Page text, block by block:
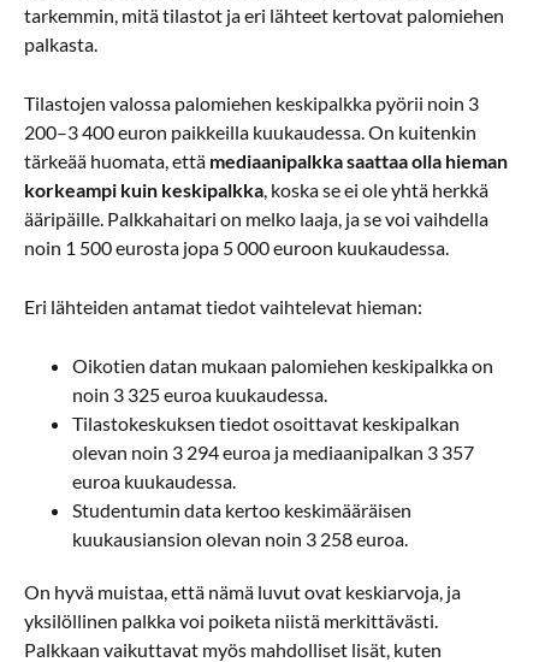
tarkemmin, mitä tilastot ja eri lähteet kertovat palomiehen
palkasta.
Tilastojen valossa palomiehen keskipalkka pyörii noin 3
200–3 400 euron paikkeilla kuukaudessa. On kuitenkin
tärkeää huomata, että mediaanipalkka saattaa olla hieman
korkeampi kuin keskipalkka, koska se ei ole yhtä herkkä
ääripäille. Palkkahaitari on melko laaja, ja se voi vaihdella
noin 1 500 eurosta jopa 5 000 euroon kuukaudessa.
Eri lähteiden antamat tiedot vaihtelevat hieman:
Oikotien datan mukaan palomiehen keskipalkka on
noin 3 325 euroa kuukaudessa.
Tilastokeskuksen tiedot osoittavat keskipalkan
olevan noin 3 294 euroa ja mediaanipalkan 3 357
euroa kuukaudessa.
Studentumin data kertoo keskimääräisen
kuukausiansion olevan noin 3 258 euroa.
On hyvä muistaa, että nämä luvut ovat keskiarvoja, ja
yksilöllinen palkka voi poiketa niistä merkittävästi.
Palkkaan vaikuttavat myös mahdolliset lisät, kuten